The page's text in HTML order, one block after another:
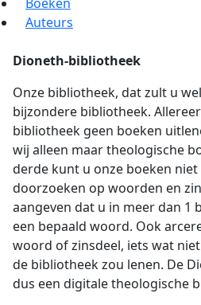
Auteurs
Dioneth-bibliotheek
Onze bibliotheek, dat zult u
bijzondere bibliotheek.
bibliotheek geen boeken
wij alleen maar theologische
derde kunt u onze boeken
doorzoeken op woorden en
aangeven dat u in meer dan 1
een bepaald woord. Ook
woord of zinsdeel, iets wat
de bibliotheek zou lenen. De
dus een digitale theologische